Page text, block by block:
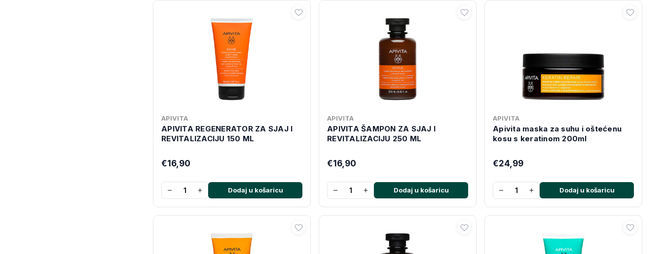
APIVITA
APIVITA REGENERATOR ZA SJAJ I
REVITALIZACIJU 150 ML
€16,90
− + Dodaj u košaricu
APIVITA
APIVITA ŠAMPON ZA SJAJ I
REVITALIZACIJU 250 ML
€16,90
− + Dodaj u košaricu
APIVITA
Apivita maska za suhu i oštećenu
kosu s keratinom 200ml
€24,99
− + Dodaj u košaricu